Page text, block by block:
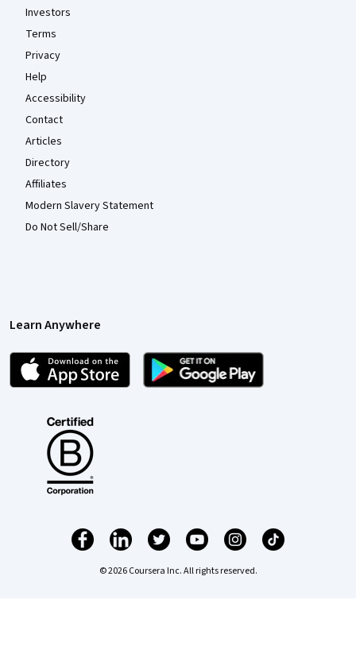
Investors
Terms
Privacy
Help
Accessibility
Contact
Articles
Directory
Affiliates
Modern Slavery Statement
Do Not Sell/Share
Learn Anywhere
© 2026 Coursera Inc. All rights reserved.